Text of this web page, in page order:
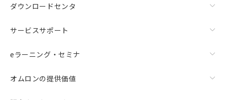
ダウンロードセンタ
サービスサポート
eラーニング・セミナ
オムロンの提供価値